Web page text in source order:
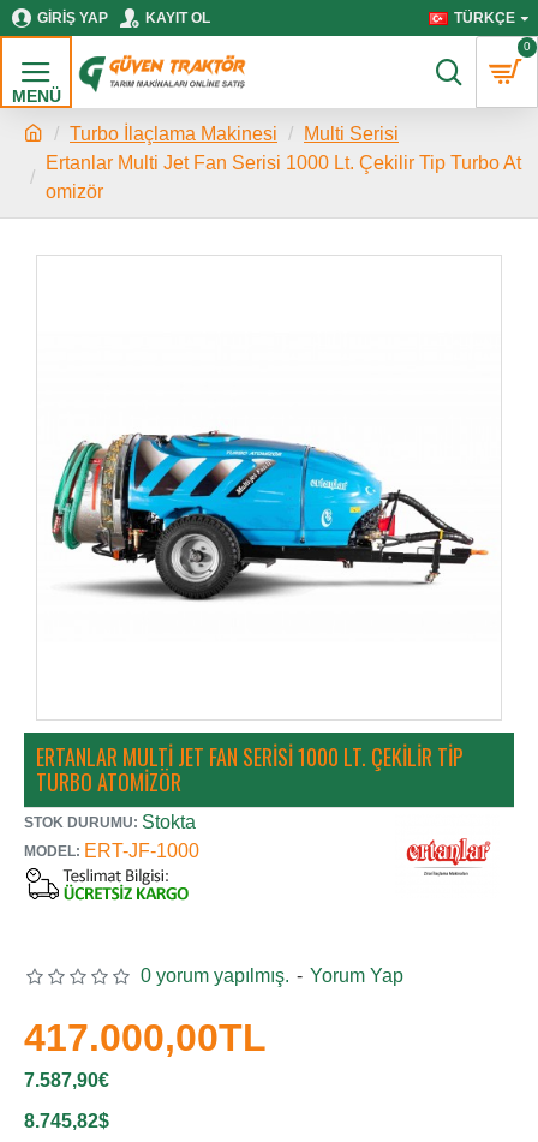
GIRIŞ YAP KAYIT OL TÜRKÇE
0
Turbo İlaçlama Makinesi
Multi Serisi
Ertanlar Multi Jet Fan Serisi 1000 Lt. Çekilir Tip Turbo At
omizör
ERTANLAR MULTI JET FAN SERISI 1000 LT. ÇEKILIR TIP
TURBO ATOMIZÖR
STOK DURUMU: Stokta
MODEL: ERT-JF-1000
0 yorum yapılmış. - Yorum Yap
417.000,00TL
7.587,90€
8.745,82$